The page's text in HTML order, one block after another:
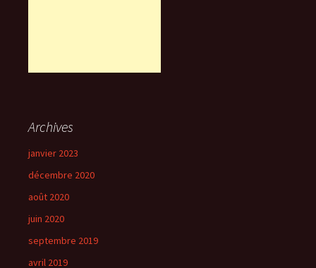
Archives
janvier 2023
décembre 2020
août 2020
juin 2020
septembre 2019
avril 2019